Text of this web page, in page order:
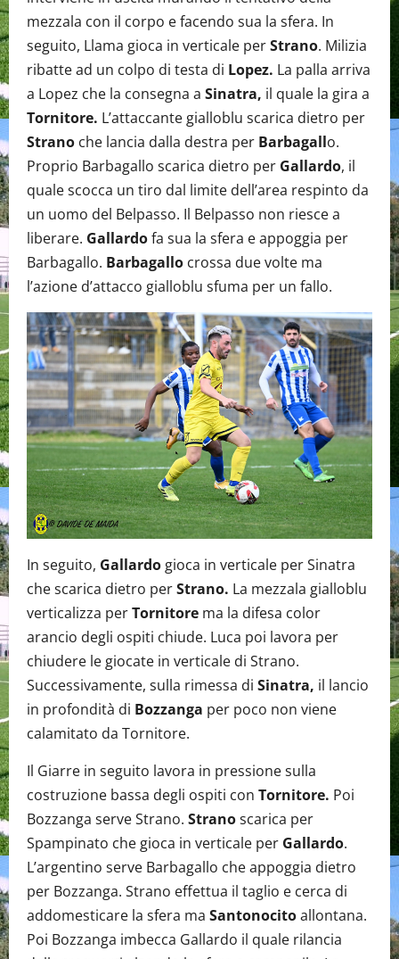
mezzala con il corpo e facendo sua la sfera. In
seguito, Llama gioca in verticale perStrano. Milizia
ribatte ad un colpo di testa di Lopez. La palla arriva
a Lopez che la consegna a Sinatra, il quale la gira a
Tornitore. L’attaccante gialloblu scarica dietro per
Strano che lancia dalla destra per Barbagallo.
Proprio Barbagallo scarica dietro per Gallardo, il
quale scocca un tiro dal limite dell’area respinto da
un uomo del Belpasso. Il Belpasso non riesce a
liberare. Gallardofa sua la sfera e appoggia per
Barbagallo. Barbagallo crossa due volte ma
l’azione d’attacco gialloblu sfuma per un fallo.
In seguito, Gallardo gioca in verticale per Sinatra
che scarica dietro perStrano. La mezzala gialloblu
verticalizza perTornitore ma la difesa color
arancio degli ospiti chiude. Luca poi lavora per
chiudere le giocate in verticale di Strano.
Successivamente, sulla rimessa di Sinatra, il lancio
in profondità di Bozzanga per poco non viene
calamitato da Tornitore.
Il Giarre in seguito lavora in pressione sulla
costruzione bassa degli ospiti con Tornitore. Poi
Bozzanga serve Strano. Stranoscarica per
Spampinato che gioca in verticale per Gallardo.
L’argentino serve Barbagallo che appoggia dietro
per Bozzanga. Strano effettua il taglio e cerca di
addomesticare la sfera ma Santonocitoallontana.
Poi Bozzanga imbecca Gallardo il quale rilancia